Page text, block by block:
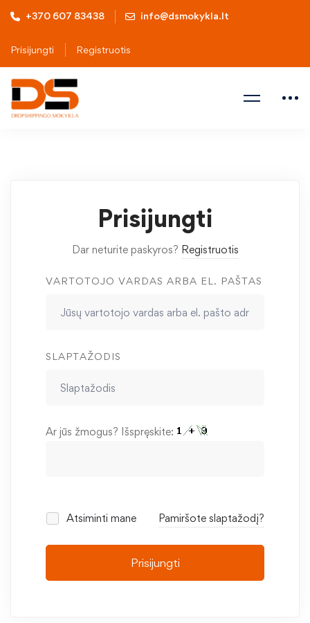
+370 607 83438 info@dsmokykla.lt
Prisijungti Registruotis
Prisijungti
Dar neturite paskyros? Registruotis
VARTOTOJO VARDAS ARBA EL. PAŠTAS
SLAPTAŽODIS
Ar jūs žmogus? Išspręskite:
Atsiminti mane Pamiršote slaptažodį?
Prisijungti